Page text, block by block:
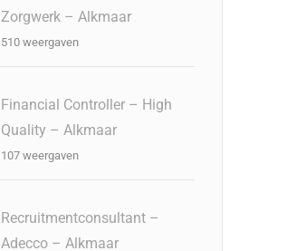
Zorgwerk – Alkmaar
510 weergaven
Financial Controller – High
Quality – Alkmaar
107 weergaven
Recruitmentconsultant –
Adecco – Alkmaar